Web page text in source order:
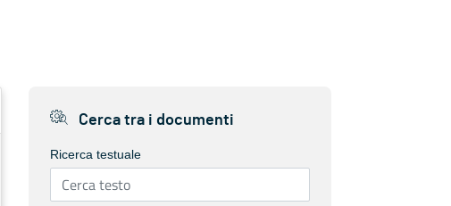
Cerca tra i documenti
Ricerca testuale